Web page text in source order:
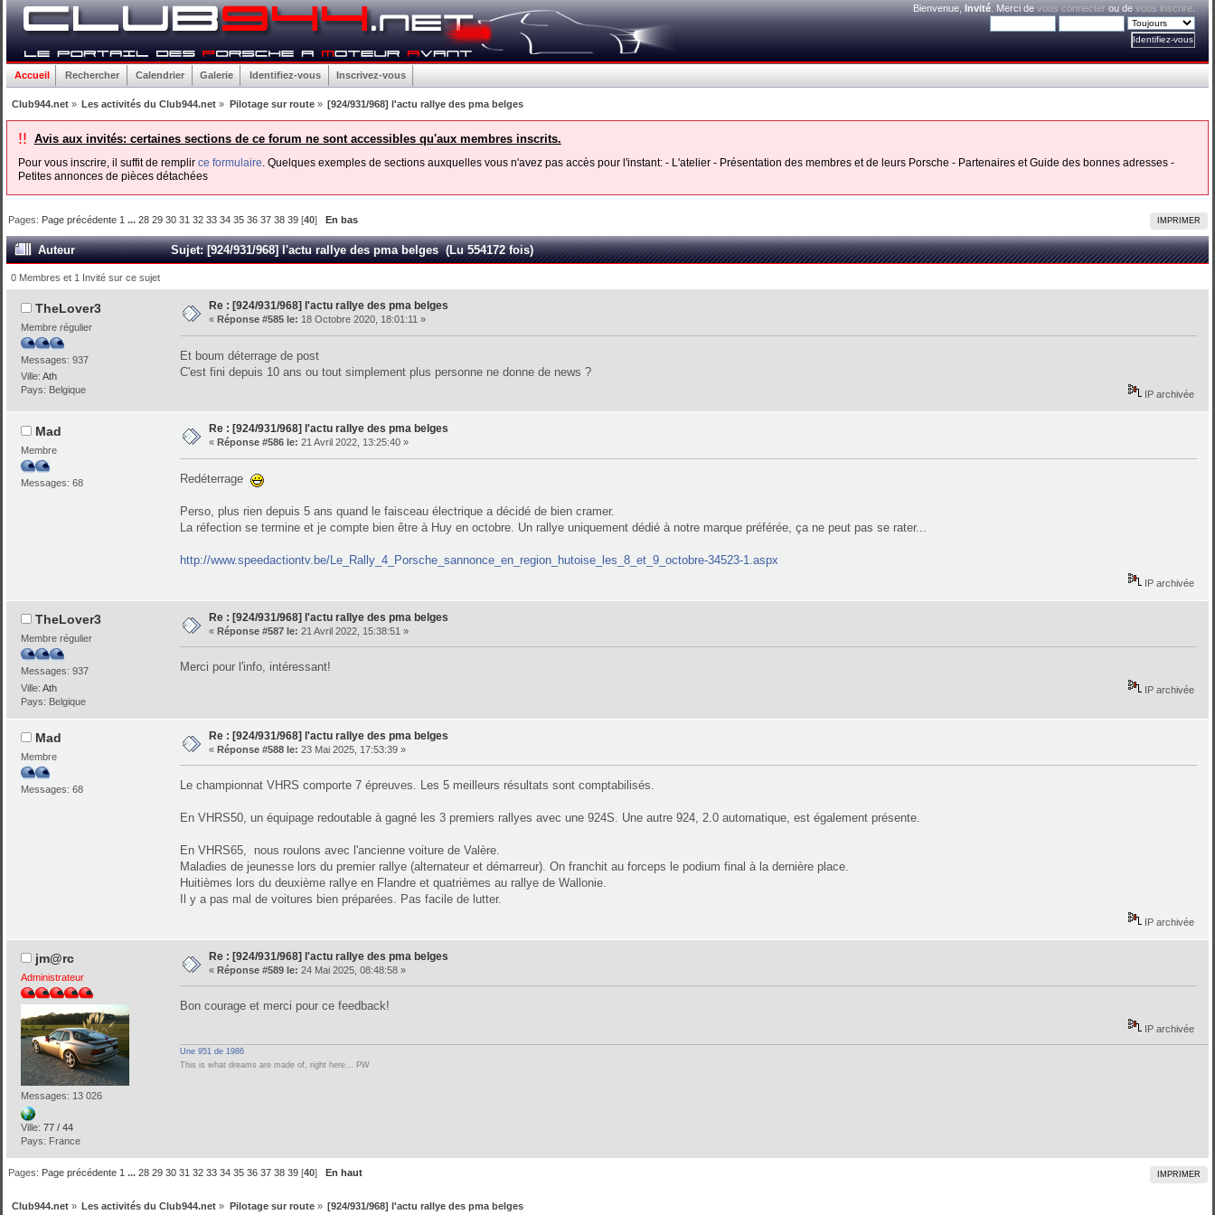
Bienvenue,Invité . Merci devous connecter ou devous inscrire
Accueil Rechercher Calendrier Galerie Identifiez-vous Inscrivez-vous
Club944.net» Les activités du Club944.net » Pilotage sur route» [924/931/968] l'actu rallye des pma belges
!! Avis aux invités: certaines sections de ce forum ne sont accessibles qu'aux membres inscrits.
Pour vous inscrire, il suffit de remplir ce formulaire. Quelques exemples de sections auxquelles vous n'avez pas accès pour l'instant: - L'atelier - Présentation des membres et de leurs Porsche - Partenaires et Guide des bonnes adresses -
Petites annonces de pièces détachées
IMPRIMER
Pages: Page précédente 1 ... 28 29 30 31 32 33 34 35 36 37 38 39[40] En bas
Auteur Sujet: [924/931/968] l'actu rallye des pma belges (Lu 554172 fois)
0 Membres et 1 Invité sur ce sujet
TheLover3
Membre régulier
Messages: 937
Ville:Ath
Pays: Belgique
Re : [924/931/968] l'actu rallye des pma belges
« Réponse #585 le: 18 Octobre 2020, 18:01:11 »
Et boum déterrage de post
C'est fini depuis 10 ans ou tout simplement plus personne ne donne de news ?
IP archivée
Mad
Membre
Messages: 68
Re : [924/931/968] l'actu rallye des pma belges
« Réponse #586 le: 21 Avril 2022, 13:25:40 »
Redéterrage
Perso, plus rien depuis 5 ans quand le faisceau électrique a décidé de bien cramer.
La réfection se termine et je compte bien être à Huy en octobre. Un rallye uniquement dédié à notre marque préférée, ça ne peut pas se rater...
http://www.speedactiontv.be/Le_Rally_4_Porsche_sannonce_en_region_hutoise_les_8_et_9_octobre-34523-1.aspx
IP archivée
TheLover3
Membre régulier
Messages: 937
Ville:Ath
Pays: Belgique
Re : [924/931/968] l'actu rallye des pma belges
« Réponse #587 le: 21 Avril 2022, 15:38:51 »
Merci pour l'info, intéressant!
IP archivée
Mad
Membre
Messages: 68
Re : [924/931/968] l'actu rallye des pma belges
« Réponse #588 le: 23 Mai 2025, 17:53:39 »
Le championnat VHRS comporte 7 épreuves. Les 5 meilleurs résultats sont comptabilisés.
En VHRS50, un équipage redoutable à gagné les 3 premiers rallyes avec une 924S. Une autre 924, 2.0 automatique, est également présente.
En VHRS65, nous roulons avec l'ancienne voiture de Valère.
Maladies de jeunesse lors du premier rallye (alternateur et démarreur). On franchit au forceps le podium final à la dernière place.
Huitièmes lors du deuxième rallye en Flandre et quatrièmes au rallye de Wallonie.
Il y a pas mal de voitures bien préparées. Pas facile de lutter.
IP archivée
jm@rc
Administrateur
Messages: 13 026
Ville:77 / 44
Pays: France
Re : [924/931/968] l'actu rallye des pma belges
« Réponse #589 le: 24 Mai 2025, 08:48:58 »
Bon courage et merci pour ce feedback!
IP archivée
Une 951 de 1986
This is what dreams are made of, right here… PW
IMPRIMER
Pages: Page précédente 1 ... 28 29 30 31 32 33 34 35 36 37 38 39[40] En haut
Club944.net» Les activités du Club944.net » Pilotage sur route» [924/931/968] l'actu rallye des pma belges